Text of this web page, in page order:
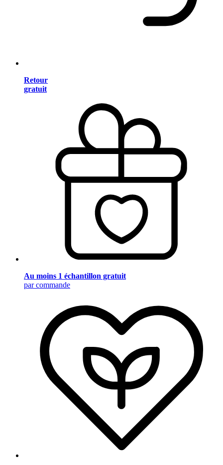
Retour
gratuit
Au moins 1 échantillon gratuit
par commande